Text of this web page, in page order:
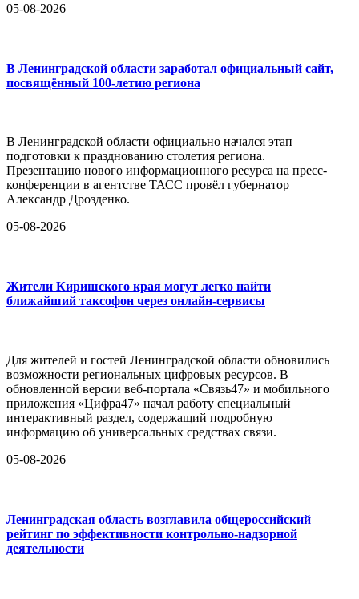
05-08-2026
В Ленинградской области заработал официальный сайт,
посвящённый 100-летию региона
В Ленинградской области официально начался этап
подготовки к празднованию столетия региона.
Презентацию нового информационного ресурса на пресс-
конференции в агентстве ТАСС провёл губернатор
Александр Дрозденко.
05-08-2026
Жители Киришского края могут легко найти
ближайший таксофон через онлайн-сервисы
Для жителей и гостей Ленинградской области обновились
возможности региональных цифровых ресурсов. В
обновленной версии веб-портала «Связь47» и мобильного
приложения «Цифра47» начал работу специальный
интерактивный раздел, содержащий подробную
информацию об универсальных средствах связи.
05-08-2026
Ленинградская область возглавила общероссийский
рейтинг по эффективности контрольно-надзорной
деятельности